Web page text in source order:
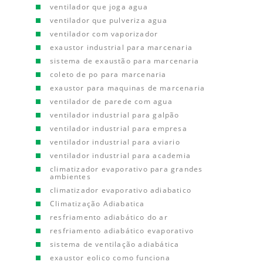
ventilador que joga agua
ventilador que pulveriza agua
ventilador com vaporizador
exaustor industrial para marcenaria
sistema de exaustão para marcenaria
coleto de po para marcenaria
exaustor para maquinas de marcenaria
ventilador de parede com agua
ventilador industrial para galpão
ventilador industrial para empresa
ventilador industrial para aviario
ventilador industrial para academia
climatizador evaporativo para grandes
ambientes
climatizador evaporativo adiabatico
Climatização Adiabatica
resfriamento adiabático do ar
resfriamento adiabático evaporativo
sistema de ventilação adiabática
exaustor eolico como funciona